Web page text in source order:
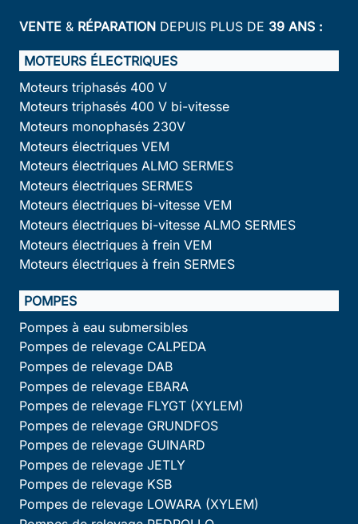
VENTE & RÉPARATION DEPUIS PLUS DE 39 ANS :
MOTEURS ÉLECTRIQUES
Moteurs triphasés 400 V
Moteurs triphasés 400 V bi-vitesse
Moteurs monophasés 230V
Moteurs électriques VEM
Moteurs électriques ALMO SERMES
Moteurs électriques SERMES
Moteurs électriques bi-vitesse VEM
Moteurs électriques bi-vitesse ALMO SERMES
Moteurs électriques à frein VEM
Moteurs électriques à frein SERMES
POMPES
Pompes à eau submersibles
Pompes de relevage CALPEDA
Pompes de relevage DAB
Pompes de relevage EBARA
Pompes de relevage FLYGT (XYLEM)
Pompes de relevage GRUNDFOS
Pompes de relevage GUINARD
Pompes de relevage JETLY
Pompes de relevage KSB
Pompes de relevage LOWARA (XYLEM)